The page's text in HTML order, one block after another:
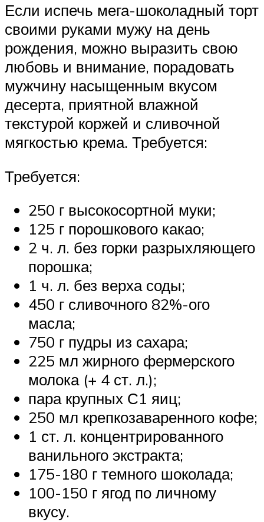
Если испечь мега-шоколадный торт
своими руками мужу на день
рождения, можно выразить свою
любовь и внимание, порадовать
мужчину насыщенным вкусом
десерта, приятной влажной
текстурой коржей и сливочной
мягкостью крема. Требуется:
Требуется:
250 г высокосортной муки;
125 г порошкового какао;
2 ч. л. без горки разрыхляющего
порошка;
1 ч. л. без верха соды;
450 г сливочного 82%-ого
масла;
750 г пудры из сахара;
225 мл жирного фермерского
молока (+ 4 ст. л.);
пара крупных С1 яиц;
250 мл крепкозаваренного кофе;
1 ст. л. концентрированного
ванильного экстракта;
175-180 г темного шоколада;
100-150 г ягод по личному
вкусу.